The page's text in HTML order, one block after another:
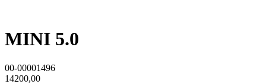
MINI 5.0
00-00001496
14200,00